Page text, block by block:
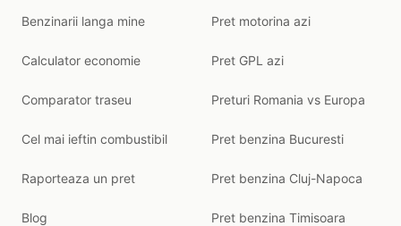
Benzinarii langa mine
Calculator economie
Comparator traseu
Cel mai ieftin combustibil
Raporteaza un pret
Blog
Pret motorina azi
Pret GPL azi
Preturi Romania vs Europa
Pret benzina Bucuresti
Pret benzina Cluj-Napoca
Pret benzina Timisoara